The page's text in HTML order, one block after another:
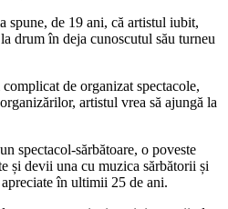
spune, de 19 ani, că artistul iubit,
drum în deja cunoscutul său turneu
de organizat spectacole,
artistul vrea să ajungă la
spectacol-sărbătoare, o poveste
și devii una cu muzica sărbătorii și
în ultimii 25 de ani.